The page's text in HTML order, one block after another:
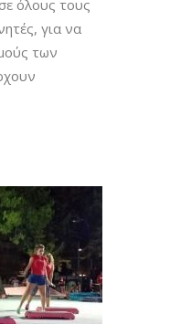
όλους τους
για να
των